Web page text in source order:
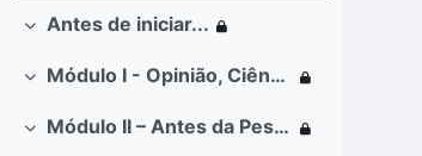
Contrair
Antes de iniciar...
Contrair
Módulo I - Opinião, Ciência e Iniciação Científica
Contrair
Módulo II – Antes da Pesquisa